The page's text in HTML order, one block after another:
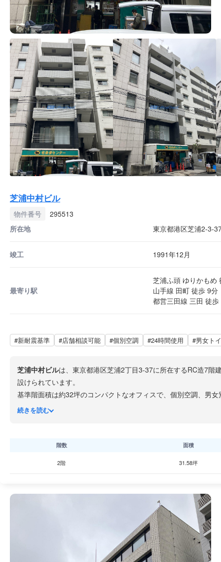
芝浦中村ビル
物件番号
295513
所在地
東京都港区芝浦2-3-
竣工 1991年12月
最寄り駅
芝浦ふ頭 ゆりかもめ
山手線 田町 徒歩 9分
都営三田線 三田 徒歩
#新耐震基準 #店舗相談可能 #個別空調 #24時間使用 #男女ト
芝浦中村ビルは、東京都港区芝浦2丁目3-37に所在するRC造7階
設けられています。
基準階面積は約32坪のコンパクトなオフィスで、個別空調、男
浦ふ頭駅、都営三田線・浅草線の三田駅も利用できます。
続きを読む
階数 面積
2階 31.58坪